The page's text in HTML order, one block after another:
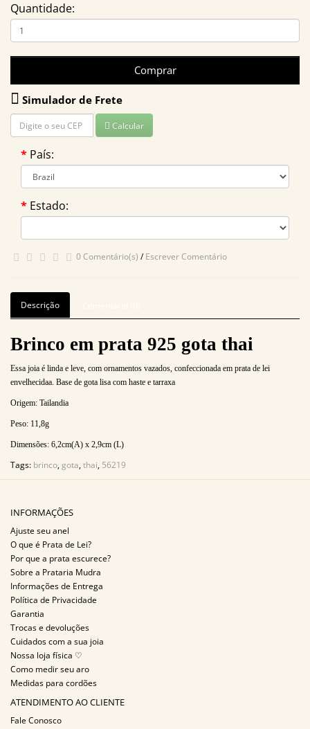
Quantidade:
Comprar
Simulador de Frete
Calcular
País:
Estado:
0 Comentário(s) /Escrever Comentário
Descrição
Brinco em prata 925 gota thai
Essa joia é linda e leve, com ornamentos vazados, confeccionada em prata de lei
envelhecidaa. Base de gota lisa com haste e tarraxa
Origem: Tailandia
Peso: 11,8g
Dimensões: 6,2cm(A) x 2,9cm (L)
Tags: brinco, gota,thai, 56219
INFORMAÇÕES
Ajuste seu anel
O que é Prata de Lei?
Por que a prata escurece?
Sobre a Prataria Mudra
Informações de Entrega
Política de Privacidade
Garantia
Trocas e devoluções
Cuidados com a sua joia
Nossa loja física ♡
Como medir seu aro
Medidas para cordões
ATENDIMENTO AO CLIENTE
Fale Conosco